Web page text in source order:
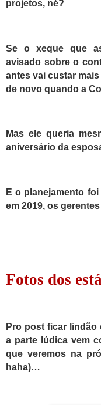
projetos, né?
Se o xeque que
avisado sobre o
antes vai custar
de novo quando a
Mas ele queria
aniversário da
E o planejamento
em 2019, os
Fotos dos
Pro post ficar lindão
a parte lúdica vem
que veremos na
haha)…